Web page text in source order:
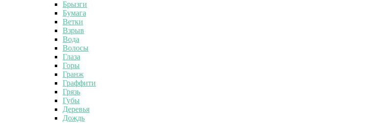
Брызги
Бумага
Ветки
Взрыв
Вода
Волосы
Глаза
Горы
Гранж
Граффити
Грязь
Губы
Деревья
Дождь